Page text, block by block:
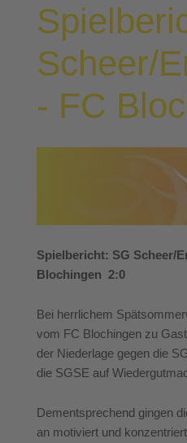
Scheer/
- FC
Spielbericht: SG Scheer/
Blochingen 2:0
Bei herrlichem
vom FC Blochingen zu
der Niederlage gegen die
die SGSE auf
Dementsprechend gingen
an motiviert und